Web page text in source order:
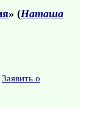
» (Наташа
Заявить о